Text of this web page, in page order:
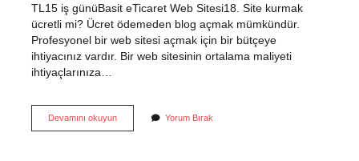
TL15 iş günüBasit eTicaret Web Sitesi18. Site kurmak
ücretli mi? Ücret ödemeden blog açmak mümkündür.
Profesyonel bir web sitesi açmak için bir bütçeye
ihtiyacınız vardır. Bir web sitesinin ortalama maliyeti
ihtiyaçlarınıza…
Devamını okuyunSite
Kurulumu
Yorum Bırak